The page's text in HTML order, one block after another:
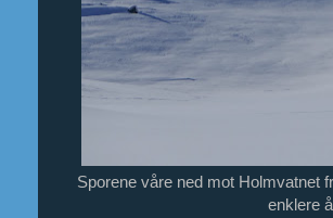
Sporene våre ned mot Holmvatnet
enklere